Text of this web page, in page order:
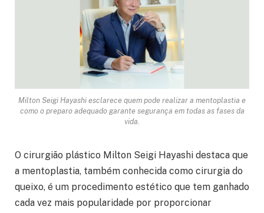
Milton Seigi Hayashi esclarece quem pode realizar a mentoplastia e
como o preparo adequado garante segurança em todas as fases da
vida.
O cirurgião plástico Milton Seigi Hayashi destaca que
a mentoplastia, também conhecida como cirurgia do
queixo, é um procedimento estético que tem ganhado
cada vez mais popularidade por proporcionar